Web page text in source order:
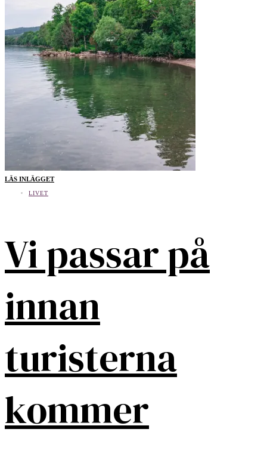
LÄS INLÄGGET
LIVET
Vi passar på
innan
turisterna
kommer